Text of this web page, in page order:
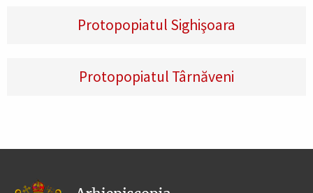
Protopopiatul Sighişoara
Protopopiatul Târnăveni